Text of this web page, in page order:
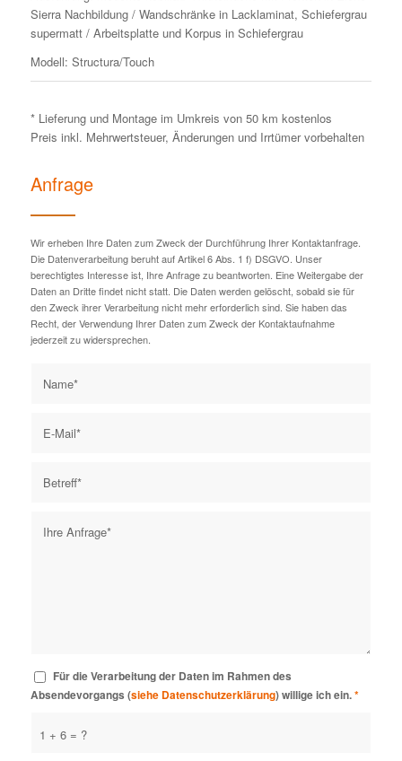
Sierra Nachbildung / Wandschränke in Lacklaminat, Schiefergrau
supermatt / Arbeitsplatte und Korpus in Schiefergrau
Modell: Structura/Touch
* Lieferung und Montage im Umkreis von 50 km kostenlos
Preis inkl. Mehrwertsteuer, Änderungen und Irrtümer vorbehalten
Anfrage
Wir erheben Ihre Daten zum Zweck der Durchführung Ihrer Kontaktanfrage.
Die Datenverarbeitung beruht auf Artikel 6 Abs. 1 f) DSGVO. Unser
berechtigtes Interesse ist, Ihre Anfrage zu beantworten. Eine Weitergabe der
Daten an Dritte findet nicht statt. Die Daten werden gelöscht, sobald sie für
den Zweck ihrer Verarbeitung nicht mehr erforderlich sind. Sie haben das
Recht, der Verwendung Ihrer Daten zum Zweck der Kontaktaufnahme
jederzeit zu widersprechen.
Für die Verarbeitung der Daten im Rahmen des
Absendevorgangs (siehe Datenschutzerklärung) willige ich ein.*
1 + 6 = ?